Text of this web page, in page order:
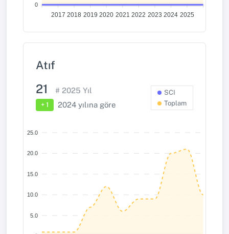
0
2017 2018 2019 2020 2021 2022 2023 2024 2025
Atıf
21 # 2025 Yıl
+ 1 2024 yılına göre
SCI
Toplam
25.0
20.0
15.0
10.0
5.0